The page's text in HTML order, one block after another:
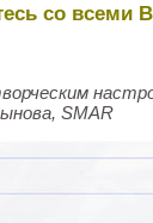
со всеми
SMAR